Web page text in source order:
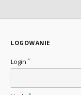
LOGOWANIE
Login *